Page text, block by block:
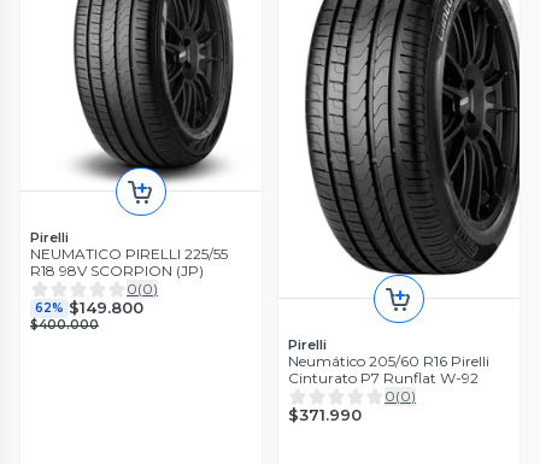
Pirelli
NEUMATICO PIRELLI 225/55
R18 98V SCORPION (JP)
0(0)
62% $149.800
$400.000
Pirelli
Neumático 205/60 R16 Pirelli
Cinturato P7 Runflat W-92
0(0)
$371.990